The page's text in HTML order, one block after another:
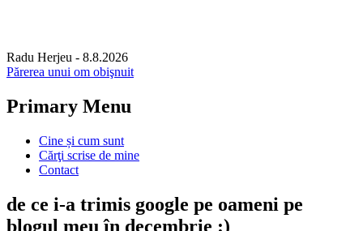
Radu Herjeu - 8.8.2026
Părerea unui om obişnuit
Primary Menu
Skip
content
Cine și cum sunt
Cărţi scrise de mine
Contact
de ce i-a trimis google pe oameni pe
blogul meu în decembrie :)